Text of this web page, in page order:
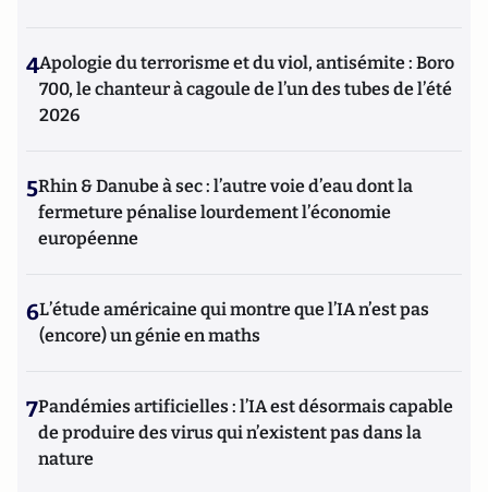
4Apologie du terrorisme et du viol, antisémite : Boro
700, le chanteur à cagoule de l’un des tubes de l’été
2026
5Rhin & Danube à sec : l’autre voie d’eau dont la
fermeture pénalise lourdement l’économie
européenne
6L’étude américaine qui montre que l’IA n’est pas
(encore) un génie en maths
7Pandémies artificielles : l’IA est désormais capable
de produire des virus qui n’existent pas dans la
nature